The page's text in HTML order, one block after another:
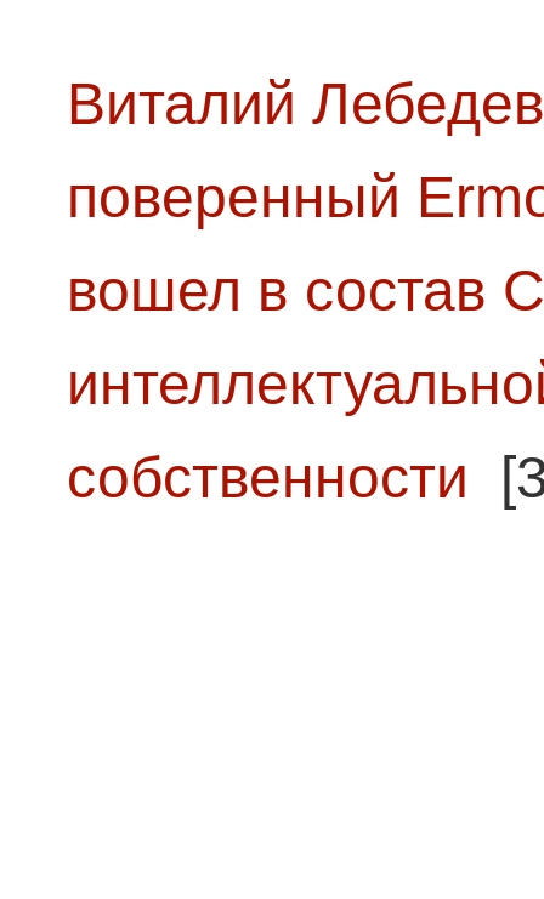
Виталий
поверенный
вошел в состав
собственности